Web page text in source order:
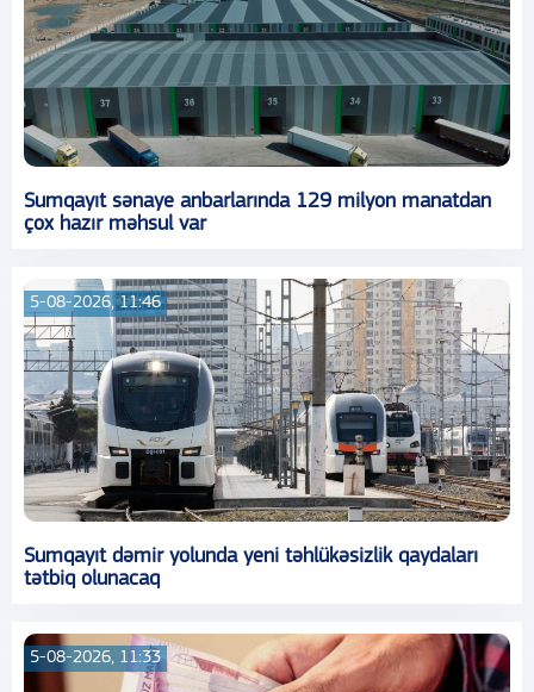
Sumqayıt sənaye anbarlarında 129 milyon manatdan
çox hazır məhsul var
5-08-2026, 11:46
Sumqayıt dəmir yolunda yeni təhlükəsizlik qaydaları
tətbiq olunacaq
5-08-2026, 11:33